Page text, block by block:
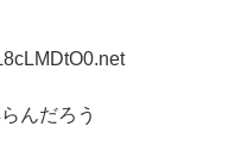
んだろう